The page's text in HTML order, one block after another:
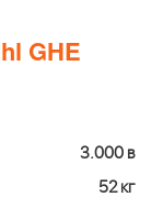
GHE
3.000 в
52 кг